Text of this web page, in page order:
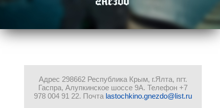
Адрес 298662 Республика Крым, г.Ялта, пгт.
Гаспра, Алупкинское шоссе 9А. Телефон +7
978 004 91 22. Почта lastochkino.gnezdo@list.ru